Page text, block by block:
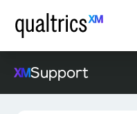
Support